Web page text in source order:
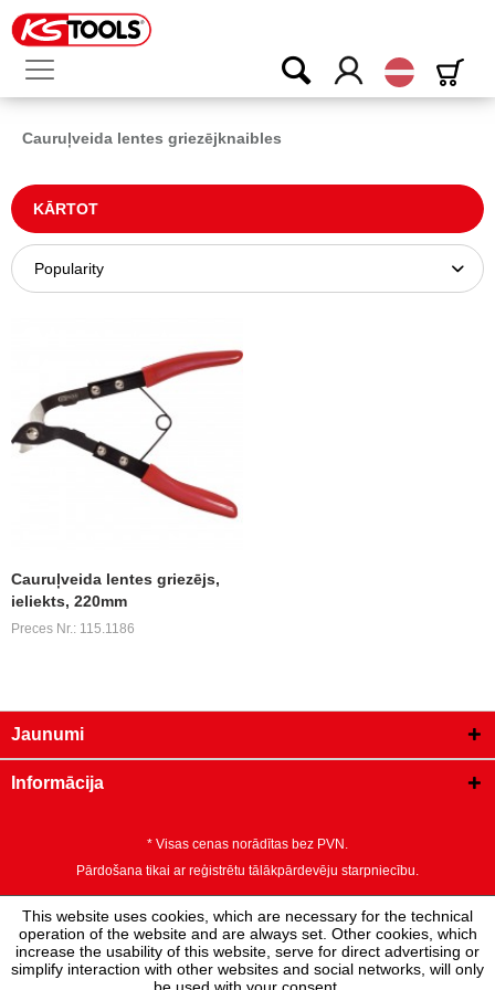
Latvijas
Cauruļveida lentes griezējknaibles
KĀRTOT
Cauruļveida lentes griezējs,
ieliekts, 220mm
Preces Nr.: 115.1186
Jaunumi
Informācija
* Visas cenas norādītas bez PVN.
Pārdošana tikai ar reģistrētu tālākpārdevēju starpniecību.
This website uses cookies, which are necessary for the technical
operation of the website and are always set. Other cookies, which
increase the usability of this website, serve for direct advertising or
simplify interaction with other websites and social networks, will only